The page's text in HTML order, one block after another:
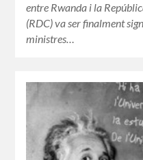
entre Rwanda i la
(RDC) va ser finalment
ministres…